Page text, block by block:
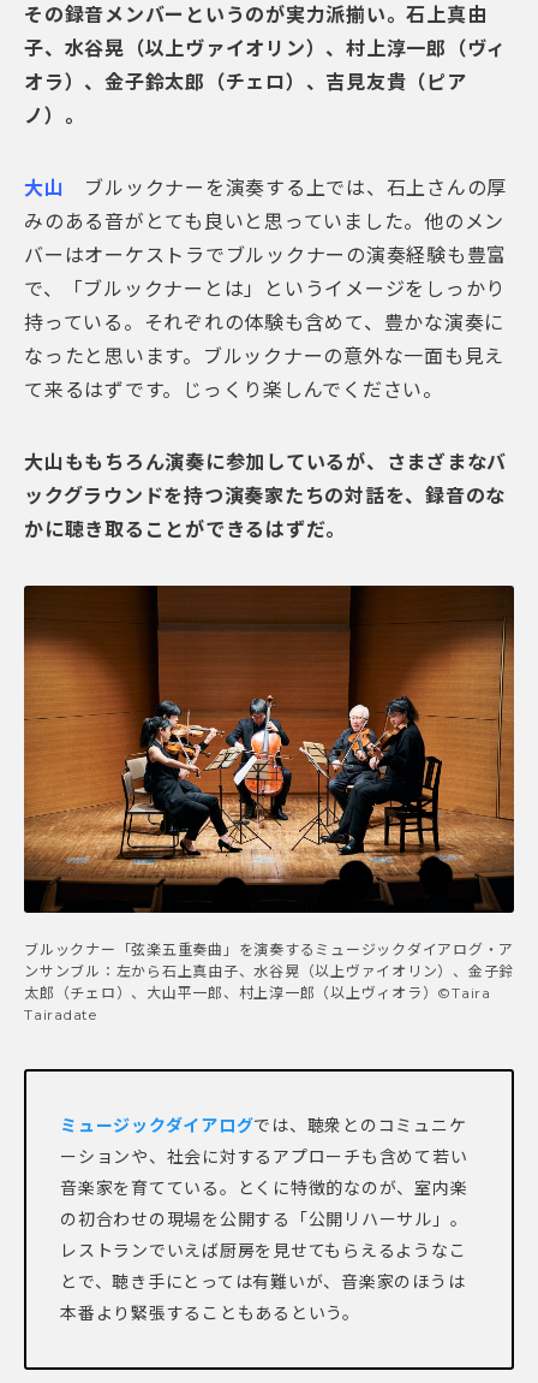
その録音メンバーというのが実力派揃い。石上真由
子、水谷晃（以上ヴァイオリン）、村上淳一郎（ヴィ
オラ）、金子鈴太郎（チェロ）、吉見友貴（ピア
ノ）。
大山
ブルックナーを演奏する上では、石上さんの厚
みのある音がとても良いと思っていました。他のメン
バーはオーケストラでブルックナーの演奏経験も豊富
で、「ブルックナーとは」というイメージをしっかり
持っている。それぞれの体験も含めて、豊かな演奏に
なったと思います。ブルックナーの意外な一面も見え
て来るはずです。じっくり楽しんでください。
大山ももちろん演奏に参加しているが、さまざまなバ
ックグラウンドを持つ演奏家たちの対話を、録音のな
かに聴き取ることができるはずだ。
ブルックナー「弦楽五重奏曲」を演奏するミュージックダイアログ・ア
ンサンブル：左から石上真由子、水谷晃（以上ヴァイオリン）、金子鈴
太郎（チェロ）、大山平一郎、村上淳一郎（以上ヴィオラ）©Taira
Tairadate
ミュージックダイアログでは、聴衆とのコミュニケ
ーションや、社会に対するアプローチも含めて若い
音楽家を育てている。とくに特徴的なのが、室内楽
の初合わせの現場を公開する「公開リハーサル」。
レストランでいえば厨房を見せてもらえるようなこ
とで、聴き手にとっては有難いが、音楽家のほうは
本番より緊張することもあるという。